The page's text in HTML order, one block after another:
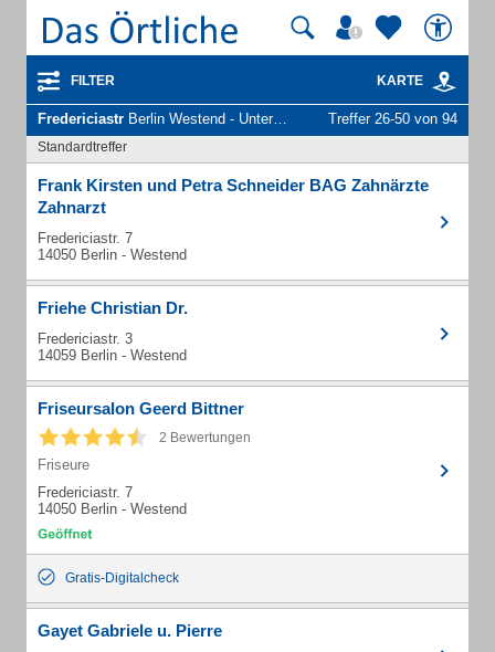
FILTER KARTE
Fredericiastr Berlin Westend - Unternehmen und Personen Treffer 26-50 von 94
Standardtreffer
Frank Kirsten und Petra Schneider BAG Zahnärzte
Zahnarzt
Fredericiastr. 7
14050 Berlin - Westend
Friehe Christian Dr.
Fredericiastr. 3
14059 Berlin - Westend
Friseursalon Geerd Bittner
2 Bewertungen
Friseure
Fredericiastr. 7
14050 Berlin - Westend
Gratis-Digitalcheck
Gayet Gabriele u. Pierre